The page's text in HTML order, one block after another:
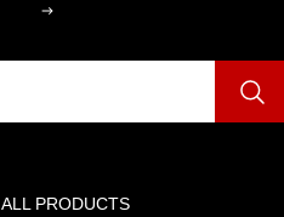
次へ
ALL PRODUCTS